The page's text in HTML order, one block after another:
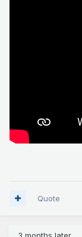
Quote
3 months later...